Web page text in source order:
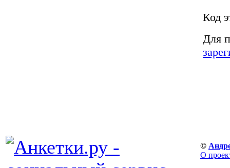
Код
Для
©
О